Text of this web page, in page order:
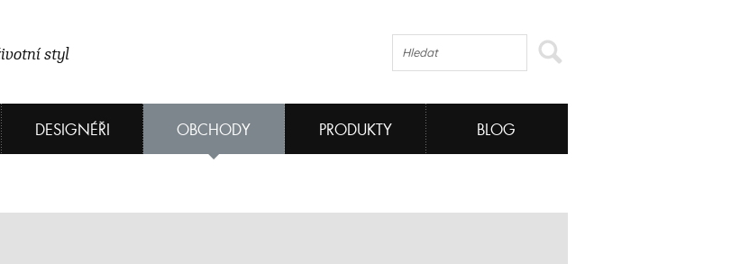
styl
DESIGNÉŘI OBCHODY PRODUKTY BLOG